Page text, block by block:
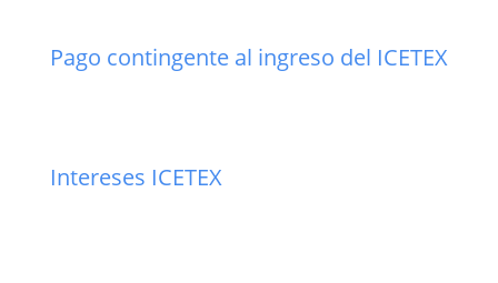
Pago contingente al ingreso del ICETEX
Intereses ICETEX